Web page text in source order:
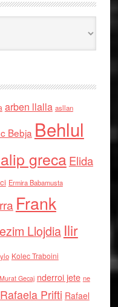
arben llalla asllan
Bebja Behlul
grecaElida
Ermira Babamusta
Frank
Llojdia Ilir
Kolec Traboini
Murat Gecaj nderroi jete ne
Rafaela Prifti Rafael